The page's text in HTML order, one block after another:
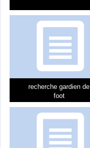
recherche gardien de
foot